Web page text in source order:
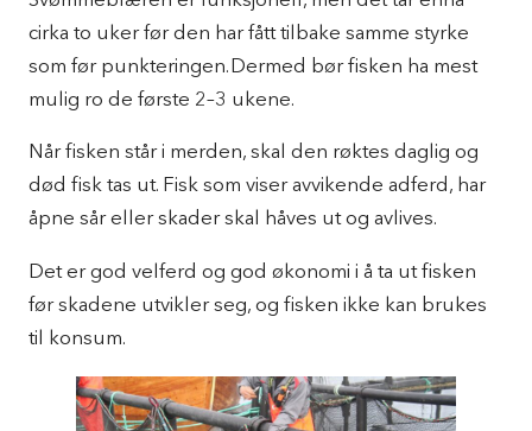
cirka to uker før den har fått tilbake samme styrke
som før punkteringen. Dermed bør fisken ha mest
mulig ro de første 2–3 ukene.
Når fisken står i merden, skal den røktes daglig og
død fisk tas ut. Fisk som viser avvikende adferd, har
åpne sår eller skader skal håves ut og avlives.
Det er god velferd og god økonomi i å ta ut fisken
før skadene utvikler seg, og fisken ikke kan brukes
til konsum.